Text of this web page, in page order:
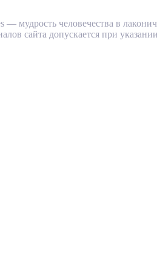
— мудрость человечества в
сайта допускается при